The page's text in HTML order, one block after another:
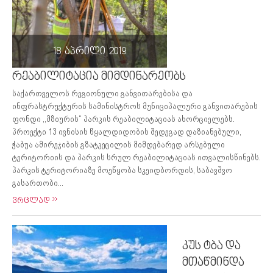
18 აპრილი 2019
რეაბილიტაცია მიმდინარეობს
საქართველოს რეგიონული განვითარებისა და
ინფრასტრუქტურის სამინისტროს მუნიციპალური განვითარების
ფონდი ,,მზიურის“ პარკის რეაბილიტაციას ახორციელებს.
პროექტი 13 ივნისის წყალდიდობის შედეგად დაზიანებული,
ჭაბუა ამირეჯიბის გზატკეცილის მიმდებარედ არსებული
ტერიტორიის და პარკის სრულ რეაბილიტაციას ითვალისწინებს.
პარკის ტერიტორიაზე მოეწყობა სკეიდბორდის, საბავშვო
გასართობი...
ვრცლად
კუს ტბა და
მთაწმინდა